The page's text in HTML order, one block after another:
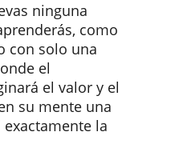
ninguna
como
con solo una
el
el valor y el
su mente una
exactamente la